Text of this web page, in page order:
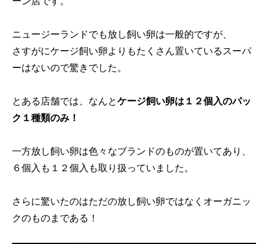
ニュージーランドでも放し飼い卵は一般的ですが、
さすがにケージ飼い卵よりもたくさん置いているスーパ
ーはないので驚きでした。
とある店舗では、なんとケージ飼い卵は１２個入のパッ
ク１種類のみ！
一方放し飼い卵は色々なブランドのものが置いてあり、
６個入も１２個入も取り扱っていました。
さらに驚いたのはただの放し飼い卵ではなくオーガニッ
クのものまである！